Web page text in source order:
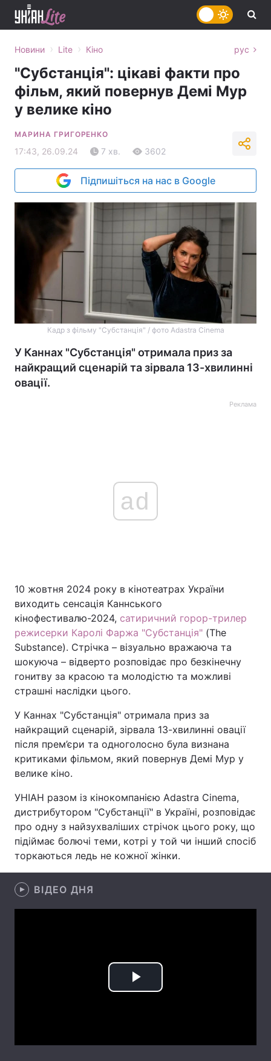
Головна Війна
Україна Політика
Економіка Світ
Спорт Наука
Зброя Інциденти
Здоров'я Туризм
Екологія Регіони
Лонгріди
Відео з Youtube Статті
Інтерв'ю
Новини › Lite › Кіно рус
"Субстанція": цікаві факти про
фільм, який повернув Демі Мур
у велике кіно
МАРИНА ГРИГОРЕНКО
17:43, 26.09.24 7 хв. 3602
Підпишіться на нас в Google
Кадр з фільму "Субстанція" / фото Adastra Cinema
У Каннах "Субстанція" отримала приз за
найкращий сценарій та зірвала 13-хвилинні
овації.
Реклама
ad
10 жовтня 2024 року в кінотеатрах України
виходить сенсація Каннського
кінофестивалю-2024, сатиричний горор-трилер
режисерки Каролі Фаржа "Субстанція" (The
Substance). Стрічка – візуально вражаюча та
шокуюча – відверто розповідає про безкінечну
гонитву за красою та молодістю та можливі
страшні наслідки цього.
У Каннах "Субстанція" отримала приз за
найкращий сценарій, зірвала 13-хвилинні овації
після прем’єри та одноголосно була визнана
критиками фільмом, який повернув Демі Мур у
велике кіно.
УНІАН разом із кінокомпанією Adastra Cinema,
дистрибутором "Субстанції" в Україні, розповідає
про одну з найзухваліших стрічок цього року, що
підіймає болючі теми, котрі у той чи інший спосіб
торкаються ледь не кожної жінки.
ВІДЕО ДНЯ
Play